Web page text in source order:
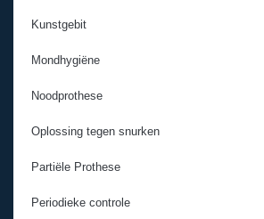
Kunstgebit
Mondhygiëne
Noodprothese
Oplossing tegen snurken
Partiële Prothese
Periodieke controle